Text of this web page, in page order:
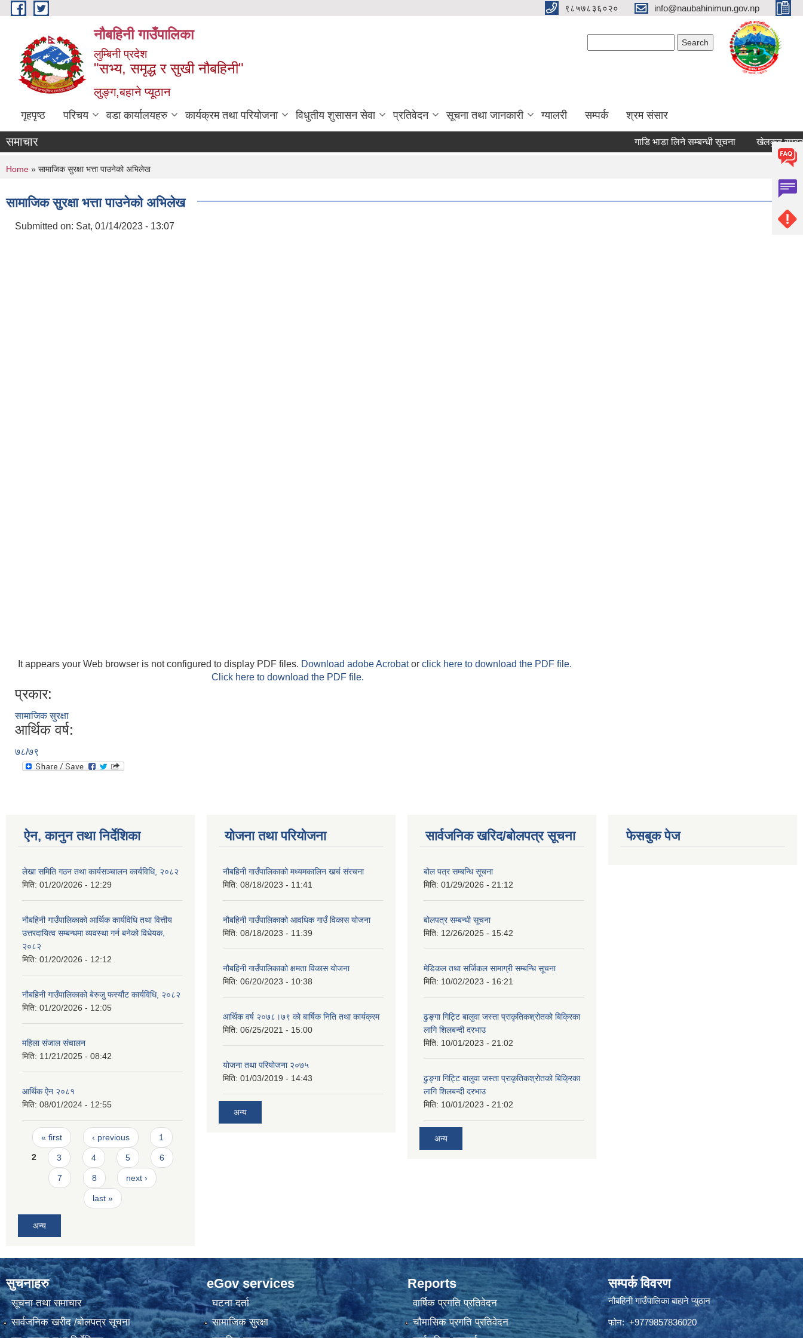
Skip to main content ९८५७८३६०२० info@naubahinimun.gov.np
नौबहिनी गाउँपालिका
लुम्बिनी प्रदेश
"सभ्य, समृद्ध र सुखी नौबहिनी"
लुङ्ग,बहाने प्यूठान
गृहपृष्ठ परिचय वडा कार्यालयहरु कार्यक्रम तथा परियोजना विधुतीय शुसासन सेवा प्रतिवेदन सूचना तथा जानकारी ग्यालरी सम्पर्क श्रम संसार
समाचार गाडि भाडा लिने सम्बन्धी सूचना खेलकुद सम्बन्धी
You are here
Home » सामाजिक सुरक्षा भत्ता पाउनेको अभिलेख
सामाजिक सुरक्षा भत्ता पाउनेको अभिलेख
Submitted on: Sat, 01/14/2023 - 13:07
It appears your Web browser is not configured to display PDF files. Download adobe Acrobator click here to download the PDF file.
Click here to download the PDF file.
प्रकार:
सामाजिक सुरक्षा
आर्थिक वर्ष:
७८/७९
ऐन, कानुन तथा निर्देशिका
लेखा समिति गठन तथा कार्यसञ्चालन कार्यविधि, २०८२
मिति: 01/20/2026 - 12:29
नौबहिनी गाउँपालिकाको आर्थिक कार्यविधि तथा वित्तीय
उत्तरदायित्व सम्बन्धमा व्यवस्था गर्न बनेको विधेयक,
२०८२
मिति: 01/20/2026 - 12:12
नौबहिनी गाउँपालिकाको बेरुजु फर्स्यौट कार्यविधि, २०८२
मिति: 01/20/2026 - 12:05
महिला संजाल संचालन
मिति: 11/21/2025 - 08:42
आर्थिक ‌ऐन २०८१
मिति: 08/01/2024 - 12:55
Pages
« first ‹ previous 1
2 3 4 5 6
7 8 next ›
last »
अन्य
योजना तथा परियोजना
नौबहिनी गाउँपालिकाको मध्यमकालिन खर्च संरचना
मिति: 08/18/2023 - 11:41
नौबहिनी गाउँपालिकाको आवधिक गाउँ विकास योजना
मिति: 08/18/2023 - 11:39
नौबहिनी गाउँपालिकाको क्षमता विकास योजना
मिति: 06/20/2023 - 10:38
आर्थिक वर्ष २०७८।७९ काे बार्षिक निति तथा कार्यक्रम
मिति: 06/25/2021 - 15:00
याेजना तथा परियाेजना २०७५
मिति: 01/03/2019 - 14:43
अन्य
सार्वजनिक खरिद/बोलपत्र सूचना
बोल पत्र सम्बन्धि सूचना
मिति: 01/29/2026 - 21:12
बोलपत्र सम्बन्धी सूचना
मिति: 12/26/2025 - 15:42
मेडिकल तथा सर्जिकल सामाग्री सम्बन्धि सूचना
मिति: 10/02/2023 - 16:21
ढुङ्गा गिट्टि बालुवा जस्ता प्राकृतिकश्रोतको बिक्रिका
लागि शिलबन्दी दरभाउ
मिति: 10/01/2023 - 21:02
ढुङ्गा गिट्टि बालुवा जस्ता प्राकृतिकश्रोतको बिक्रिका
लागि शिलबन्दी दरभाउ
मिति: 10/01/2023 - 21:02
अन्य
फेसबुक पेज
सुचनाहरु
सूचना तथा समाचार
सार्वजनिक खरीद /बोलपत्र सूचना
eGov services
घटना दर्ता
सामाजिक सुरक्षा
Reports
वार्षिक प्रगति प्रतिवेदन
चौमासिक प्रगति प्रतिवेदन
सम्पर्क विवरण
नौबहिनी गाउँपालिका बाहाने प्युठान
फोन: +9779857836020